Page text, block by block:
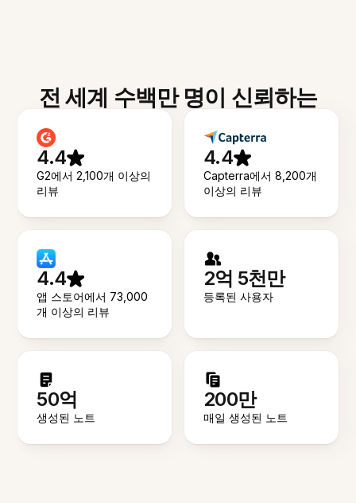
전 세계 수백만 명이 신뢰하는
4.4
G2에서 2,100개 이상의
리뷰
4.4
Capterra에서 8,200개
이상의 리뷰
4.4
앱 스토어에서 73,000
개 이상의 리뷰
2억 5천만
등록된 사용자
50억
생성된 노트
200만
매일 생성된 노트